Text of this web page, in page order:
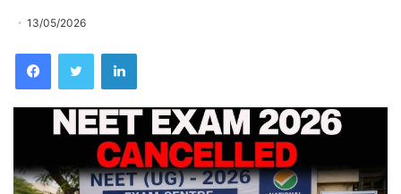
13/05/2026